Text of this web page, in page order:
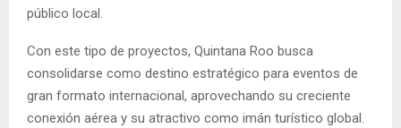
público local.
Con este tipo de proyectos, Quintana Roo busca
consolidarse como destino estratégico para eventos de
gran formato internacional, aprovechando su creciente
conexión aérea y su atractivo como imán turístico global.